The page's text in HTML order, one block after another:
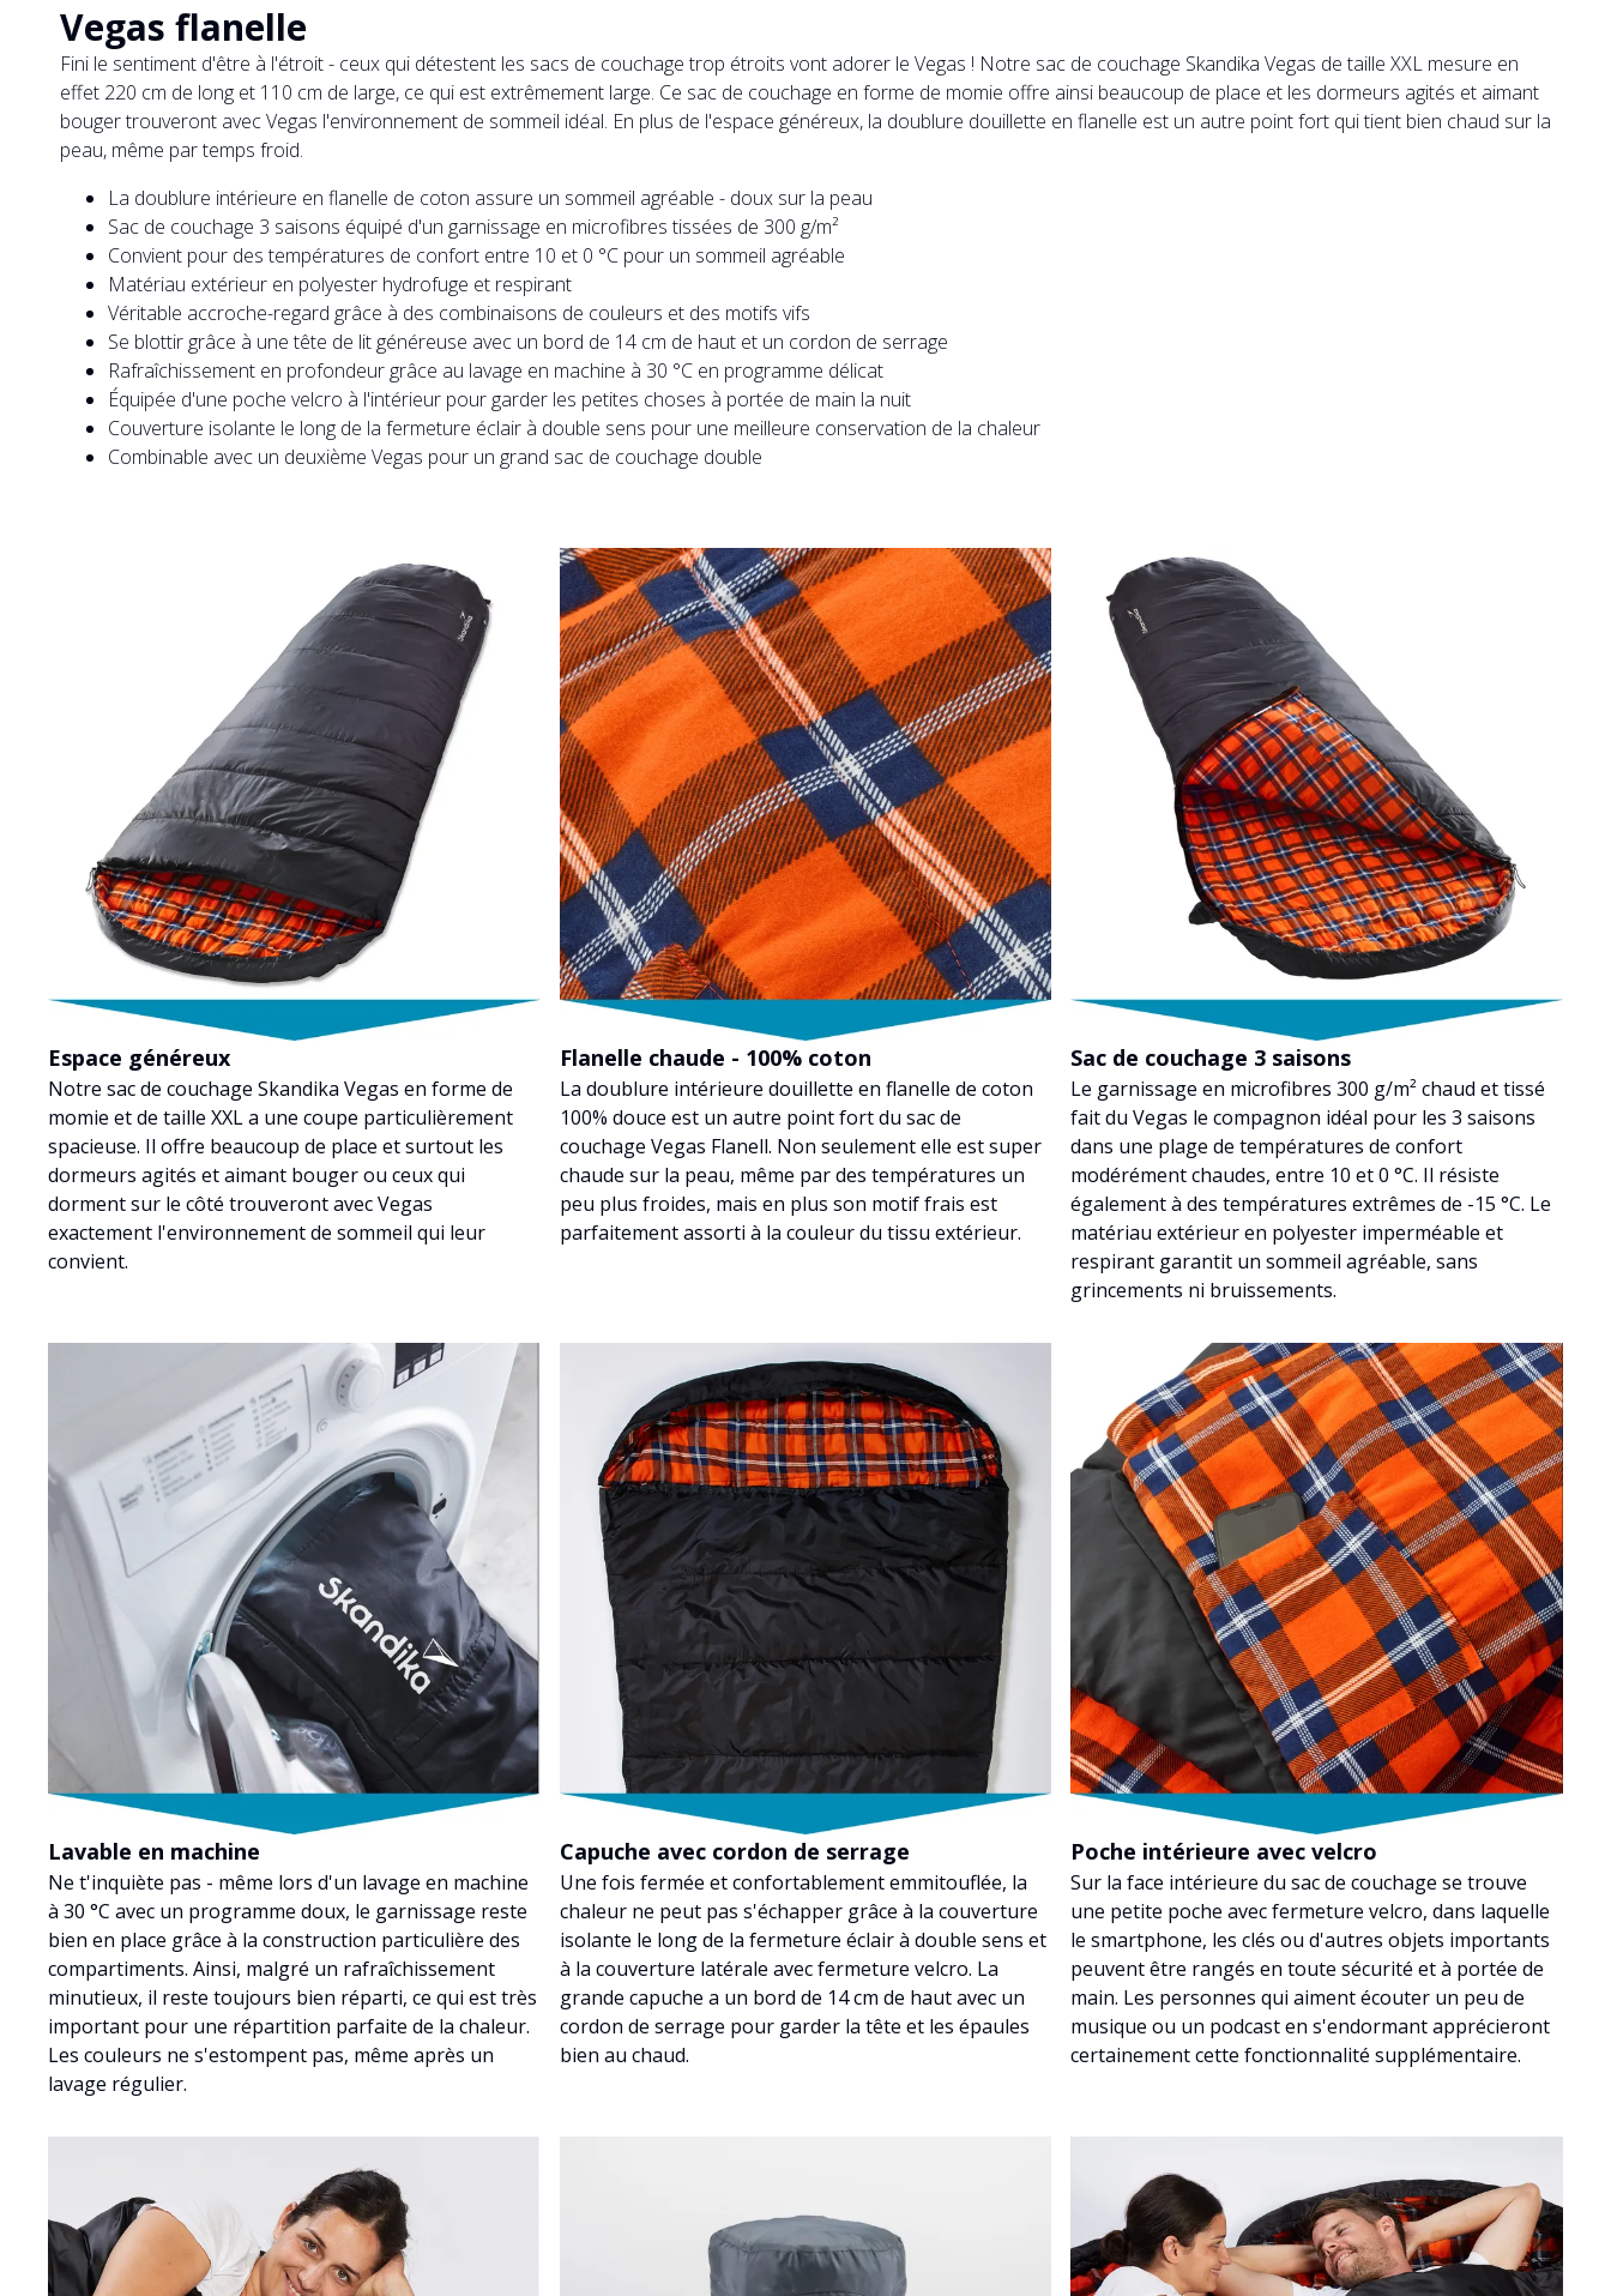
Vegas flanelle
Fini le sentiment d'être à l'étroit - ceux qui détestent les sacs de couchage trop étroits vont adorer le Vegas ! Notre sac de couchage Skandika Vegas de taille XXL mesure en
effet 220 cm de long et 110 cm de large, ce qui est extrêmement large. Ce sac de couchage en forme de momie offre ainsi beaucoup de place et les dormeurs agités et aimant
bouger trouveront avec Vegas l'environnement de sommeil idéal. En plus de l'espace généreux, la doublure douillette en flanelle est un autre point fort qui tient bien chaud sur la
peau, même par temps froid.
La doublure intérieure en flanelle de coton assure un sommeil agréable - doux sur la peau
Sac de couchage 3 saisons équipé d'un garnissage en microfibres tissées de 300 g/m²
Convient pour des températures de confort entre 10 et 0 °C pour un sommeil agréable
Matériau extérieur en polyester hydrofuge et respirant
Véritable accroche-regard grâce à des combinaisons de couleurs et des motifs vifs
Se blottir grâce à une tête de lit généreuse avec un bord de 14 cm de haut et un cordon de serrage
Rafraîchissement en profondeur grâce au lavage en machine à 30 °C en programme délicat
Équipée d'une poche velcro à l'intérieur pour garder les petites choses à portée de main la nuit
Couverture isolante le long de la fermeture éclair à double sens pour une meilleure conservation de la chaleur
Combinable avec un deuxième Vegas pour un grand sac de couchage double
Espace généreux
Notre sac de couchage Skandika Vegas en forme de
momie et de taille XXL a une coupe particulièrement
spacieuse. Il offre beaucoup de place et surtout les
dormeurs agités et aimant bouger ou ceux qui
dorment sur le côté trouveront avec Vegas
exactement l'environnement de sommeil qui leur
convient.
Flanelle chaude - 100% coton
La doublure intérieure douillette en flanelle de coton
100% douce est un autre point fort du sac de
couchage Vegas Flanell. Non seulement elle est super
chaude sur la peau, même par des températures un
peu plus froides, mais en plus son motif frais est
parfaitement assorti à la couleur du tissu extérieur.
Sac de couchage 3 saisons
Le garnissage en microfibres 300 g/m² chaud et tissé
fait du Vegas le compagnon idéal pour les 3 saisons
dans une plage de températures de confort
modérément chaudes, entre 10 et 0 °C. Il résiste
également à des températures extrêmes de -15 °C. Le
matériau extérieur en polyester imperméable et
respirant garantit un sommeil agréable, sans
grincements ni bruissements.
Lavable en machine
Ne t'inquiète pas - même lors d'un lavage en machine
à 30 °C avec un programme doux, le garnissage reste
bien en place grâce à la construction particulière des
compartiments. Ainsi, malgré un rafraîchissement
minutieux, il reste toujours bien réparti, ce qui est très
important pour une répartition parfaite de la chaleur.
Les couleurs ne s'estompent pas, même après un
lavage régulier.
Capuche avec cordon de serrage
Une fois fermée et confortablement emmitouflée, la
chaleur ne peut pas s'échapper grâce à la couverture
isolante le long de la fermeture éclair à double sens et
à la couverture latérale avec fermeture velcro. La
grande capuche a un bord de 14 cm de haut avec un
cordon de serrage pour garder la tête et les épaules
bien au chaud.
Poche intérieure avec velcro
Sur la face intérieure du sac de couchage se trouve
une petite poche avec fermeture velcro, dans laquelle
le smartphone, les clés ou d'autres objets importants
peuvent être rangés en toute sécurité et à portée de
main. Les personnes qui aiment écouter un peu de
musique ou un podcast en s'endormant apprécieront
certainement cette fonctionnalité supplémentaire.